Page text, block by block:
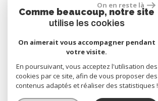
On en reste là
Comme beaucoup, notre site
utilise les cookies
On aimerait vous accompagner pendant
votre visite.
En poursuivant, vous acceptez l'utilisation des
cookies par ce site, afin de vous proposer des
contenus adaptés et réaliser des statistiques !